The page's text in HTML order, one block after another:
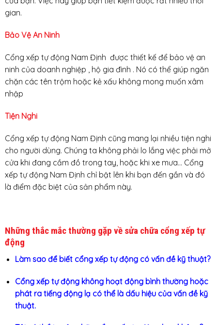
gian.
Bảo Vệ An Ninh
Cổng xếp tự động Nam Định được thiết kế để bảo vệ an
ninh của doanh nghiệp , hộ gia đình . Nó có thể giúp ngăn
chặn các tên trộm hoặc kẻ xấu không mong muốn xâm
nhập
Tiện Nghi
Cổng xếp tự động Nam Định cũng mang lại nhiều tiện nghi
cho người dùng. Chúng ta không phải lo lắng việc phải mở
cửa khi đang cầm đồ trong tay, hoặc khi xe mưa… Cổng
xếp tự động Nam Định chỉ bật lên khi bạn đến gần và đó
là điểm đặc biệt của sản phẩm này.
Những thắc mắc thường gặp về sửa chữa cổng xếp tự
động
Làm sao để biết cổng xếp tự động có vấn đề kỹ thuật?
Cổng xếp tự động không hoạt động bình thường hoặc
phát ra tiếng động lạ có thể là dấu hiệu của vấn đề kỹ
thuật.